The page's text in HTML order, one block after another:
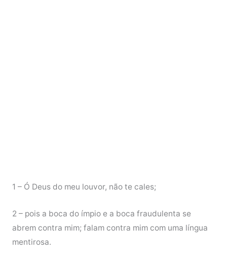
1 – Ó Deus do meu louvor, não te cales;
2 – pois a boca do ímpio e a boca fraudulenta se
abrem contra mim; falam contra mim com uma língua
mentirosa.